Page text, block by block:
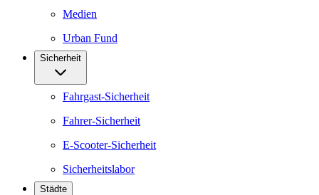
Medien
Urban Fund
Sicherheit
Fahrgast-Sicherheit
Fahrer-Sicherheit
E-Scooter-Sicherheit
Sicherheitslabor
Städte